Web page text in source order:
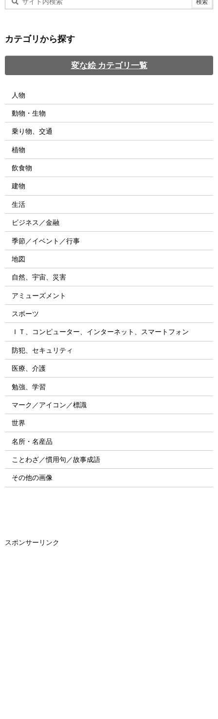
カテゴリから探す
変な絵 カテゴリ一覧
人物
動物・生物
乗り物、交通
植物
飲食物
建物
生活
ビジネス／金融
季節／イベント／行事
地図
自然、宇宙、災害
アミューズメント
スポーツ
ＩＴ、コンピューター、インターネット、スマートフォン
防犯、セキュリティ
医療、介護
勉強、学習
マーク／アイコン／標識
世界
名所・名産品
ことわざ／慣用句／故事成語
その他の画像
スポンサーリンク